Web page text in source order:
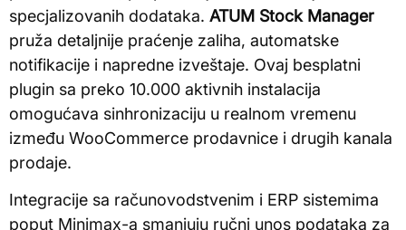
specjalizovanih dodataka. ATUM Stock Manager
pruža detaljnije praćenje zaliha, automatske
notifikacije i napredne izveštaje. Ovaj besplatni
plugin sa preko 10.000 aktivnih instalacija
omogućava sinhronizaciju u realnom vremenu
između WooCommerce prodavnice i drugih kanala
prodaje.
Integracije sa računovodstvenim i ERP sistemima
poput Minimax-a smanjuju ručni unos podataka za